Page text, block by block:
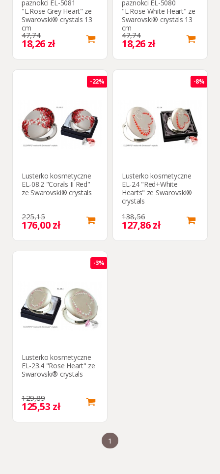
paznokci EL-5081
"L.Rose Grey Heart" ze
Swarovski® crystals 13
cm
47,74
18,26 zł
paznokci EL-5080
"L.Rose White Heart" ze
Swarovski® crystals 13
cm
47,74
18,26 zł
-22%
Lusterko kosmetyczne
EL-08.2 "Corals II Red"
ze Swarovski® crystals
225,15
176,00 zł
-8%
Lusterko kosmetyczne
EL-24 "Red+White
Hearts" ze Swarovski®
crystals
138,56
127,86 zł
-3%
Lusterko kosmetyczne
EL-23.4 "Rose Heart" ze
Swarovski® crystals
129,89
125,53 zł
1